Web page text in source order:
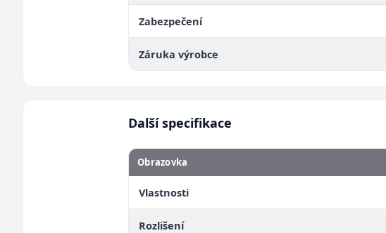
Zabezpečení
Záruka výrobce
Další specifikace
Obrazovka
Vlastnosti
Rozlišení